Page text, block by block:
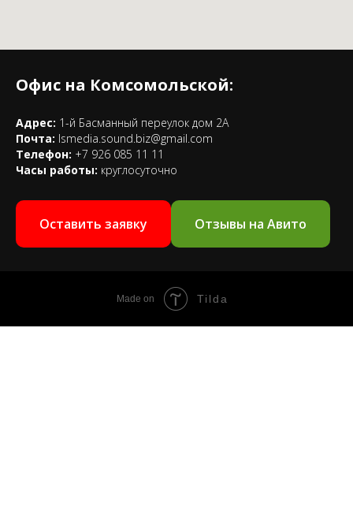
Офис на Комсомольской:
Адрес: 1-й Басманный переулок дом 2А
Почта: lsmedia.sound.biz@gmail.com
Телефон: +7 926 085 11 11
Часы работы: круглосуточно
Оставить заявку Отзывы на Авито
Made on Tilda